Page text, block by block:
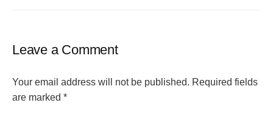
Leave a Comment
Your email address will not be published. Required fields
are marked *